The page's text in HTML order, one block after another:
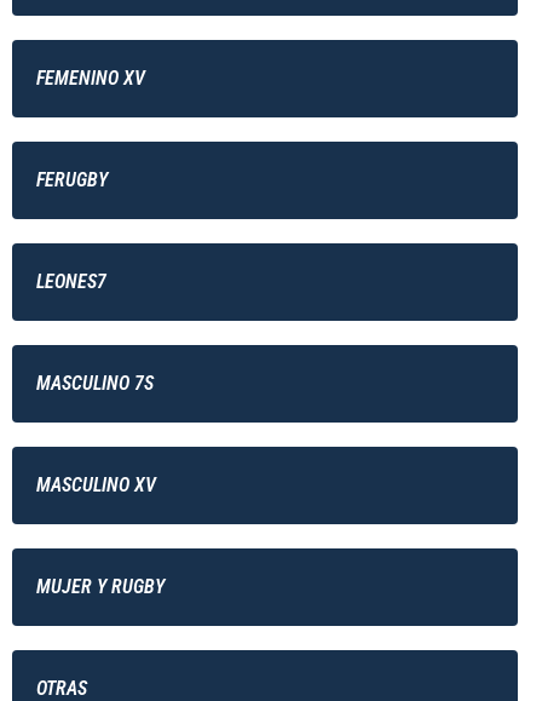
FEMENINO XV
FERUGBY
LEONES7
MASCULINO 7S
MASCULINO XV
MUJER Y RUGBY
OTRAS